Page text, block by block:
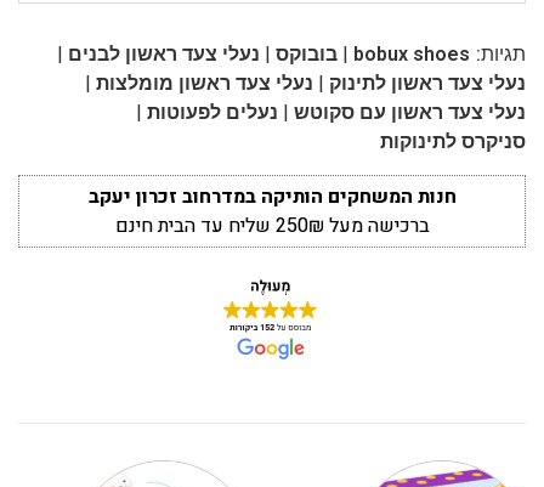
תגיות: bobux shoes
| בובוקס | נעלי צעד ראשון לבנים |
נעלי צעד ראשון לתינוק | נעלי צעד ראשון מומלצות |
נעלי צעד ראשון עם סקוטש | נעלים לפעוטות |
סניקרס לתינוקות
חנות המשחקים הותיקה במדרחוב זכרון יעקב
ברכישה מעל 250₪ שליח עד הבית חינם